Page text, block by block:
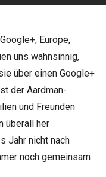
Europe,
uns wahnsinnig,
über einen Google+
der Aardman-
und Freunden
überall her
Jahr nicht nach
noch gemeinsam